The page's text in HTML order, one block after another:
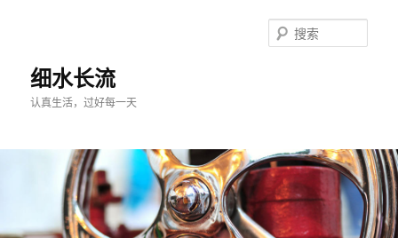
细水长流
认真生活，过好每一天
索